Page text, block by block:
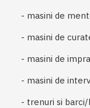
- masini de
- masini de
- masini de
- masini de
- trenuri si barci/